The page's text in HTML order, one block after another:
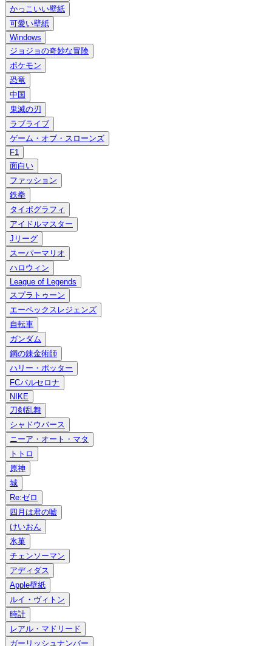
かっこいい壁紙
可愛い壁紙
Windows
ジョジョの奇妙な冒険
ポケモン
恐竜
中国
鬼滅の刃
ラブライブ
ゲーム・オブ・スローンズ
F1
面白い
ファッション
鉄拳
タイポグラフィ
アイドルマスター
Jリーグ
スーパーマリオ
ハロウィン
League of Legends
スプラトゥーン
エーペックスレジェンズ
自転車
ガンダム
鋼の錬金術師
ハリー・ポッター
FCバルセロナ
NIKE
刀剣乱舞
シャドウバース
ニーア・オート・マタ
トトロ
原神
城
Re:ゼロ
四月は君の嘘
けいおん
氷菓
チェンソーマン
アディダス
Apple壁紙
ルイ・ヴィトン
時計
レアル・マドリード
ガーリッシュナンバー